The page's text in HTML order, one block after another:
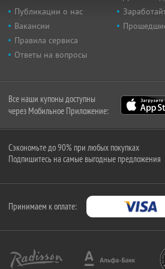
Публикации о нас
Вакансии
Правила сервиса
Ответы на вопросы
Все наши купоны доступны
через Мобильное Приложение:
Сэкономьте до 90% при любых покупках
Подпишитесь на самые выгодные предложения
Принимаем к оплате: